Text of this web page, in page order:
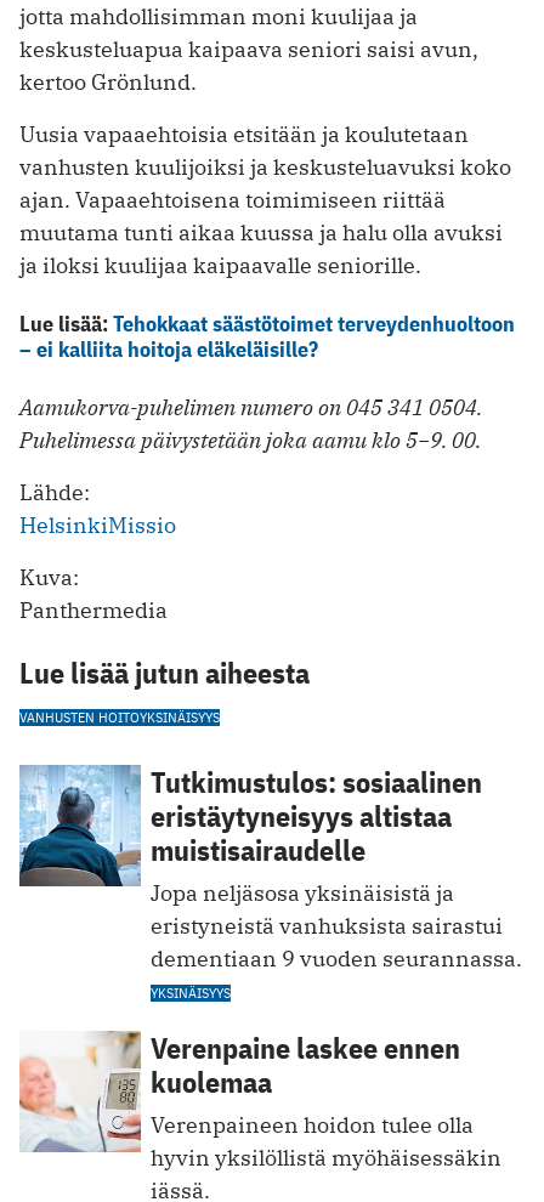
jotta mahdollisimman moni kuulijaa ja
keskusteluapua kaipaava seniori saisi avun,
kertoo Grönlund.
Uusia vapaaehtoisia etsitään ja koulutetaan
vanhusten kuulijoiksi ja keskusteluavuksi koko
ajan. Vapaaehtoisena toimimiseen riittää
muutama tunti aikaa kuussa ja halu olla avuksi
ja iloksi kuulijaa kaipaavalle seniorille.
Lue lisää:Tehokkaat säästötoimet terveydenhuoltoon
– ei kalliita hoitoja eläkeläisille?
Aamukorva-puhelimen numero on 045 341 0504.
Puhelimessa päivystetään joka aamu klo 5−9. 00.
Lähde:
HelsinkiMissio
Kuva:
Panthermedia
Lue lisää jutun aiheesta
VANHUSTEN HOITOYKSINÄISYYS
Tutkimustulos: sosiaalinen
eristäytyneisyys altistaa
muistisairaudelle
Jopa neljäsosa yksinäisistä ja
eristyneistä vanhuksista sairastui
dementiaan 9 vuoden seurannassa.
YKSINÄISYYS
Verenpaine laskee ennen
kuolemaa
Verenpaineen hoidon tulee olla
hyvin yksilöllistä myöhäisessäkin
iässä.